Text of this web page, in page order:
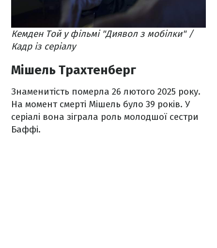
Кемден Той у фільмі "Диявол з мобілки" /
Кадр із серіалу
Мішель Трахтенберг
Знаменитість померла 26 лютого 2025 року.
На момент смерті Мішель було 39 років. У
серіалі вона зіграла роль молодшої сестри
Баффі.